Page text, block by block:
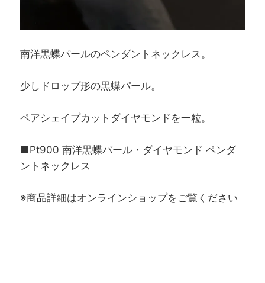
南洋黒蝶パールのペンダントネックレス。
少しドロップ形の黒蝶パール。
ペアシェイプカットダイヤモンドを一粒。
■Pt900 南洋黒蝶パール・ダイヤモンド ペンダ
ントネックレス
※商品詳細はオンラインショップをご覧ください